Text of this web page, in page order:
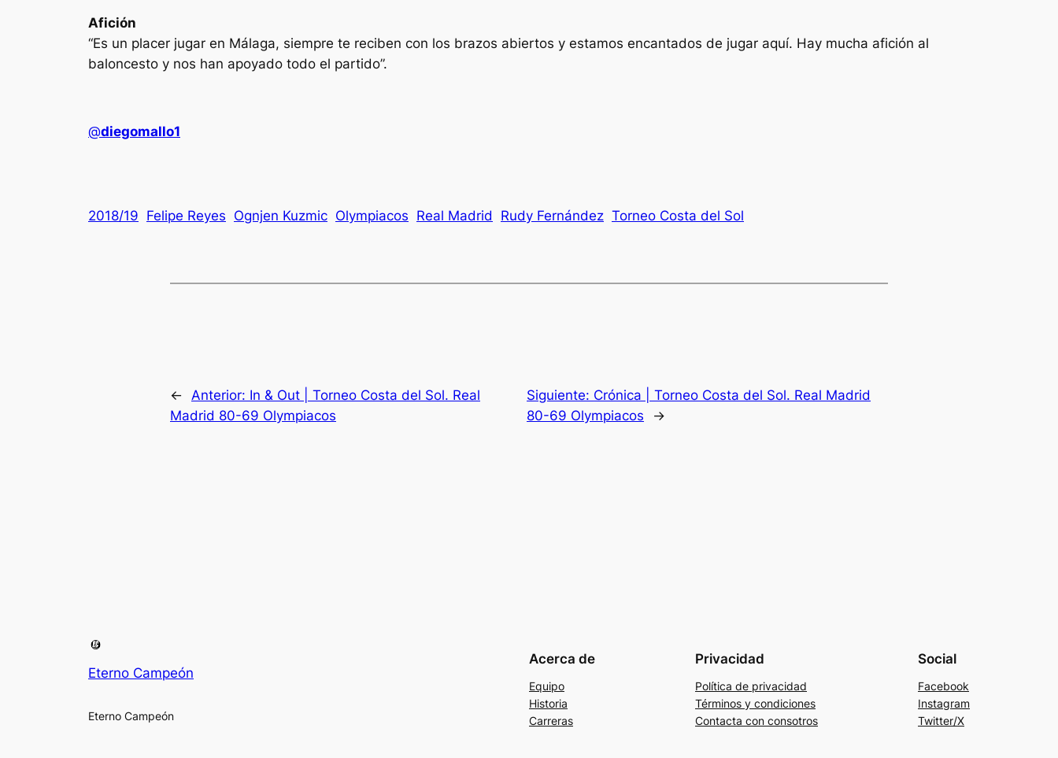
Afición
“Es un placer jugar en Málaga, siempre te reciben con los brazos abiertos y estamos encantados de jugar aquí. Hay mucha afición al
baloncesto y nos han apoyado todo el partido”.
@diegomallo1
2018/19 Felipe Reyes Ognjen Kuzmic Olympiacos Real Madrid Rudy Fernández Torneo Costa del Sol
← Anterior: In & Out | Torneo Costa del Sol. Real
Madrid 80-69 Olympiacos
Siguiente: Crónica | Torneo Costa del Sol. Real Madrid
80-69 Olympiacos
→
Eterno Campeón
Eterno Campeón
Acerca de
Equipo
Historia
Carreras
Privacidad
Política de privacidad
Términos y condiciones
Contacta con consotros
Social
Facebook
Instagram
Twitter/X